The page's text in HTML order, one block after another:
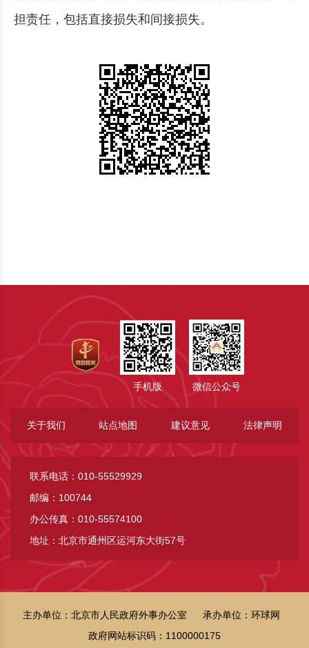
担责任，包括直接损失和间接损失。
手机版 微信公众号
关于我们 站点地图 建议意见 法律声明
联系电话：010-55529929
邮编：100744
办公传真：010-55574100
地址：北京市通州区运河东大街57号
主办单位：北京市人民政府外事办公室
承办单位：环球网
政府网站标识码：1100000175